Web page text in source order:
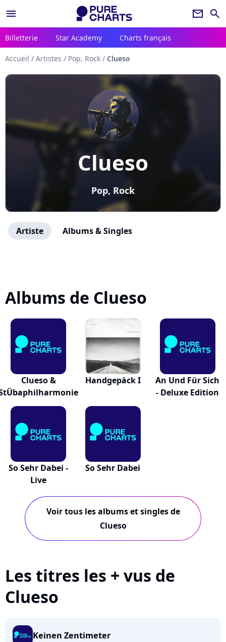
menu newsletter search
Billetterie Star Academy Charts français
Accueil / Artistes / Pop, Rock / Clueso
Clueso
Pop, Rock
Artiste Albums & Singles
Albums de Clueso
Clueso &
Handgepäck I
An Und Für Sich
- Deluxe Edition
So Sehr Dabei -
Live
So Sehr Dabei
Voir tous les albums et singles de
Clueso
Les titres les + vus de
Clueso
Keinen Zentimeter